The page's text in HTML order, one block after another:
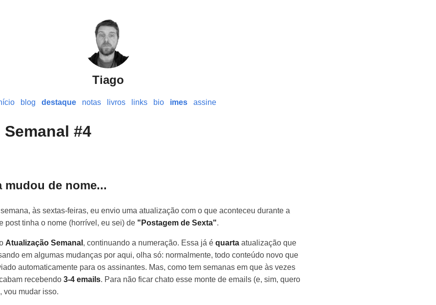
Tiago
blog destaque notas livros links bio imes assine
#4
mudou de nome...
às sextas-feiras, eu envio uma atualização com o que aconteceu durante a
post tinha o nome (horrível, eu sei) de "Postagem de Sexta".
Atualização Semanal , continuando a numeração. Essa já é quarta atualização que
em algumas mudanças por aqui, olha só: normalmente, todo conteúdo novo que
automaticamente para os assinantes. Mas, como tem semanas em que às vezes
recebendo 3-4 emails. Para não ficar chato esse monte de emails (e, sim, quero
vou mudar isso.